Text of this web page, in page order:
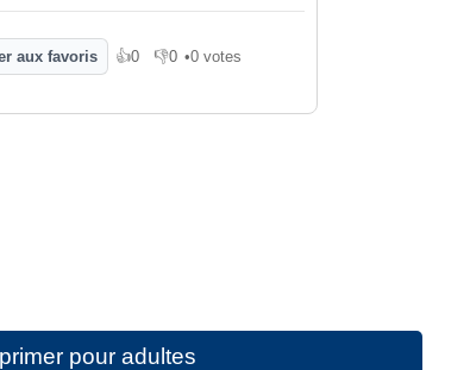
aux favoris 👍0
J'aime 👎0
Je n'aime pas
•0 votes
pour adultes